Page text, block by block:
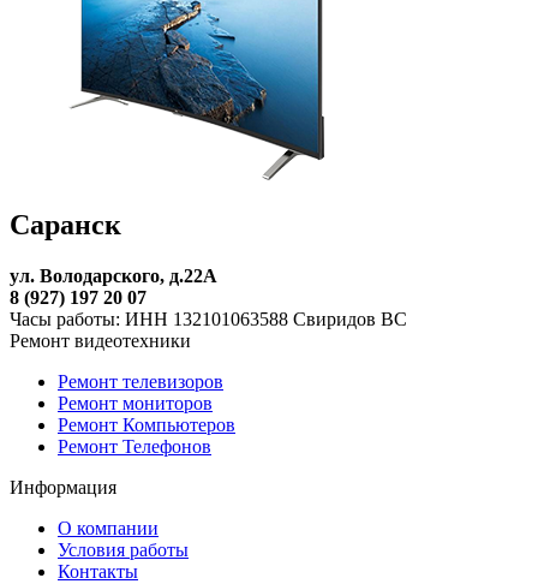
Саранск
ул. Володарского, д.22А
8 (927) 197 20 07
Часы работы: ИНН 132101063588 Свиридов ВС
Ремонт видеотехники
Ремонт телевизоров
Ремонт мониторов
Ремонт Компьютеров
Ремонт Телефонов
Информация
О компании
Условия работы
Контакты